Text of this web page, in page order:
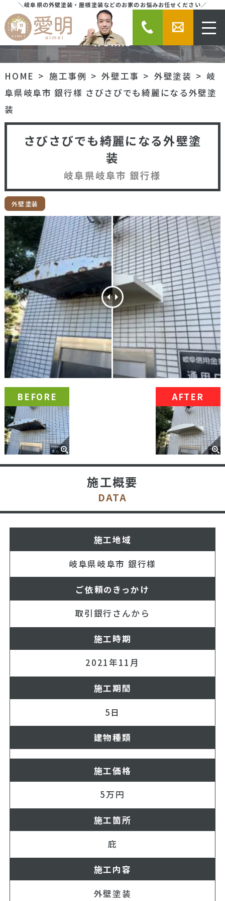
＼岐阜県の外壁塗装・屋根塗装などのお家のお悩みお任せください／
施工事例
WORKS
HOME 施工事例 外壁工事 外壁塗装
岐
阜県岐阜市 銀行様 さびさびでも綺麗になる外壁塗
装
さびさびでも綺麗になる外壁塗
装
岐阜県岐阜市 銀行様
外壁塗装
BEFORE AFTER
施工概要
DATA
施工地域
岐阜県岐阜市 銀行様
ご依頼のきっかけ
取引銀行さんから
施工時期
2021年11月
施工期間
5日
建物種類
施工価格
5万円
施工箇所
庇
施工内容
外壁塗装